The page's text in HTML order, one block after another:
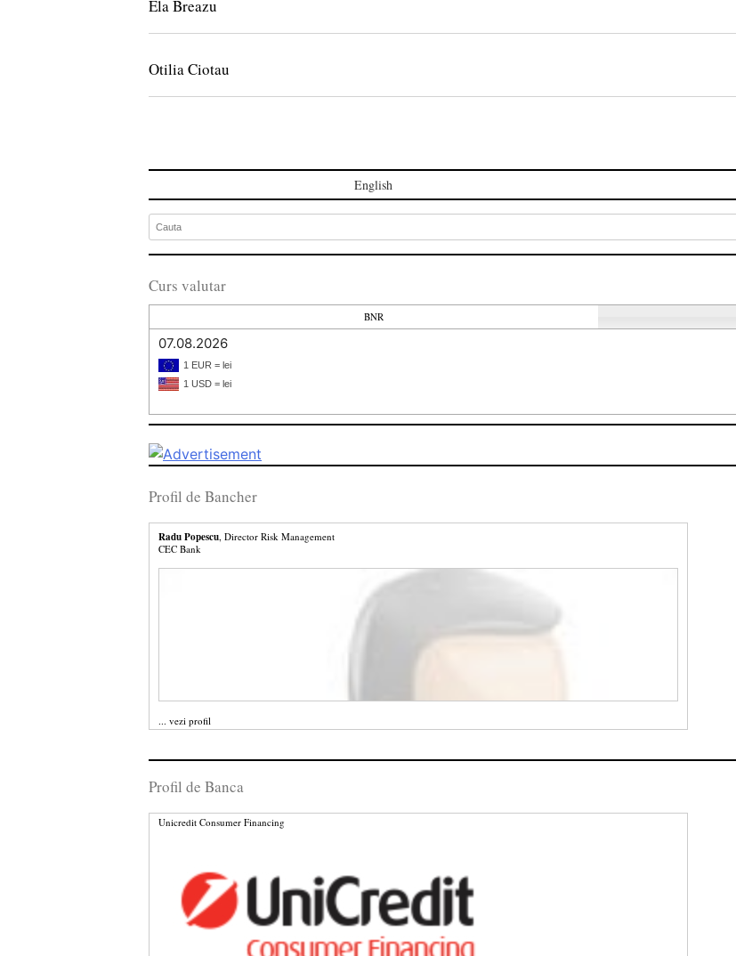
Ela Breazu
Otilia Ciotau
English
Curs valutar
BNR
07.08.2026
1 EUR = lei
1 USD = lei
Profil de Bancher
Radu Popescu, Director Risk Management
CEC Bank
... vezi profil
Profil de Banca
Unicredit Consumer Financing